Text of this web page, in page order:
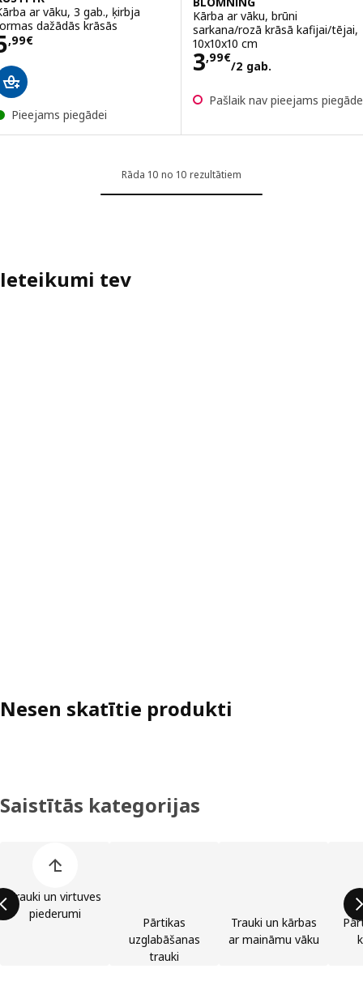
ar vāku, 3 gab., ķirbja
dažādās krāsās
,99€ 5,99€
Pieejams piegādei
Kārba ar vāku, brūni
sarkana/rozā krāsā kafijai/tējai,
10x10x10 cm
3,99€
/2 gab.
Cena 3,99€/2
Pašlaik nav pieejams
Rāda 10 no 10 rezultātiem
Ieteikumi tev
Nesen skatītie produkti
Saistītās kategorijas
Trauki un virtuves
piederumi
Pārtikas
uzglabāšanas
trauki
Trauki un kārbas
ar maināmu vāku